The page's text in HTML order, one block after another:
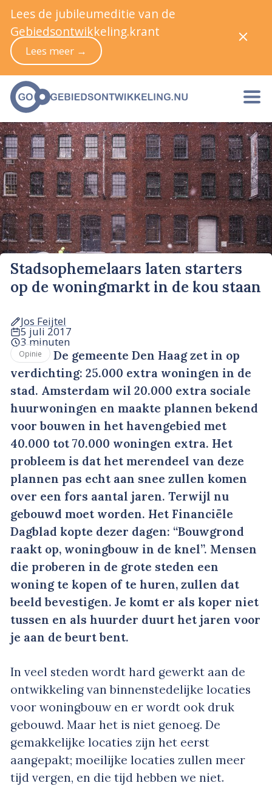
Stadsophemelaars laten starters
op de woningmarkt in de kou staan
Jos Feijtel
5 juli 2017
3 minuten
Opinie
De gemeente Den Haag zet in op
verdichting: 25.000 extra woningen in de
stad. Amsterdam wil 20.000 extra sociale
huurwoningen en maakte plannen bekend
voor bouwen in het havengebied met
40.000 tot 70.000 woningen extra. Het
probleem is dat het merendeel van deze
plannen pas echt aan snee zullen komen
over een fors aantal jaren. Terwijl nu
gebouwd moet worden. Het Financiële
Dagblad kopte dezer dagen: “Bouwgrond
raakt op, woningbouw in de knel”. Mensen
die proberen in de grote steden een
woning te kopen of te huren, zullen dat
beeld bevestigen. Je komt er als koper niet
tussen en als huurder duurt het jaren voor
je aan de beurt bent.
In veel steden wordt hard gewerkt aan de
ontwikkeling van binnenstedelijke locaties
voor woningbouw en er wordt ook druk
gebouwd. Maar het is niet genoeg. De
gemakkelijke locaties zijn het eerst
aangepakt; moeilijke locaties zullen meer
tijd vergen, en die tijd hebben we niet.
Lees de jubileumeditie van de
Gebiedsontwikkeling.krant
Lees meer →